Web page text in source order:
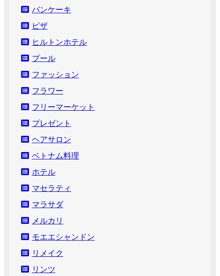
バンケーキ
ピザ
ヒルトンホテル
プール
ファッション
フラワー
フリーマーケット
プレゼント
ヘアサロン
ベトナム料理
ホテル
マセラティ
マラサダ
メルカリ
モエエシャンドン
リメイク
リンツ